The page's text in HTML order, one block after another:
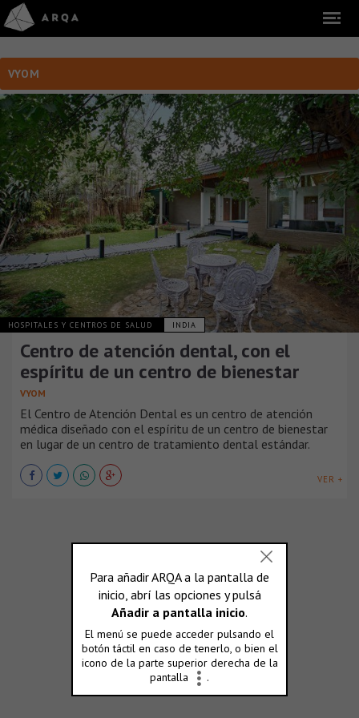
VYOM
HOSPITALES Y CENTROS DE SALUD INDIA
Centro de atención dental, con el
espíritu de un centro de bienestar
VYOM
El Centro de Atención Dental es un centro de atención
médica diseñado con el espíritu de un centro de bienestar
en lugar de un centro de tratamiento dental estándar.
VER +